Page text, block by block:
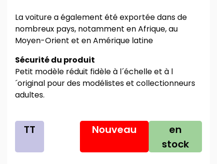
La voiture a également été exportée dans de
nombreux pays, notamment en Afrique, au
Moyen-Orient et en Amérique latine
Sécurité du produit
Petit modèle réduit fidèle à l´échelle et à l
´original pour des modélistes et collectionneurs
adultes.
TT Nouveau
en
stock